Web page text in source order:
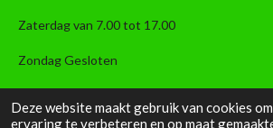
Deze website maakt gebruik van cookies
ervaring te verbeteren en op maat
Zaterdag van 7.00 tot 17.00
Zondag Gesloten